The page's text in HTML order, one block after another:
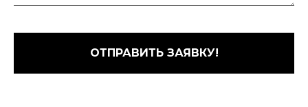
ОТПРАВИТЬ ЗАЯВКУ!